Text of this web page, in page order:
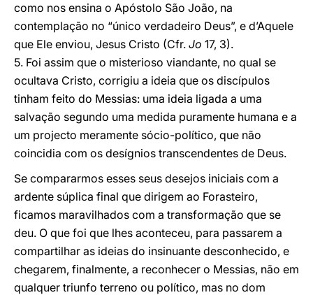
como nos ensina o Apóstolo São João, na
contemplação no “único verdadeiro Deus”, e d’Aquele
que Ele enviou, Jesus Cristo (Cfr. Jo 17, 3).
5. Foi assim que o misterioso viandante, no qual se
ocultava Cristo, corrigiu a ideia que os discípulos
tinham feito do Messias: uma ideia ligada a uma
salvação segundo uma medida puramente humana e a
um projecto meramente sócio-político, que não
coincidia com os desígnios transcendentes de Deus.
Se compararmos esses seus desejos iniciais com a
ardente súplica final que dirigem ao Forasteiro,
ficamos maravilhados com a transformação que se
deu. O que foi que lhes aconteceu, para passarem a
compartilhar as ideias do insinuante desconhecido, e
chegarem, finalmente, a reconhecer o Messias, não em
qualquer triunfo terreno ou político, mas no dom